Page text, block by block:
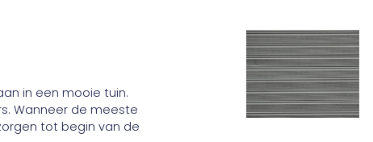
in een mooie tuin.
Wanneer de meeste
tot begin van de